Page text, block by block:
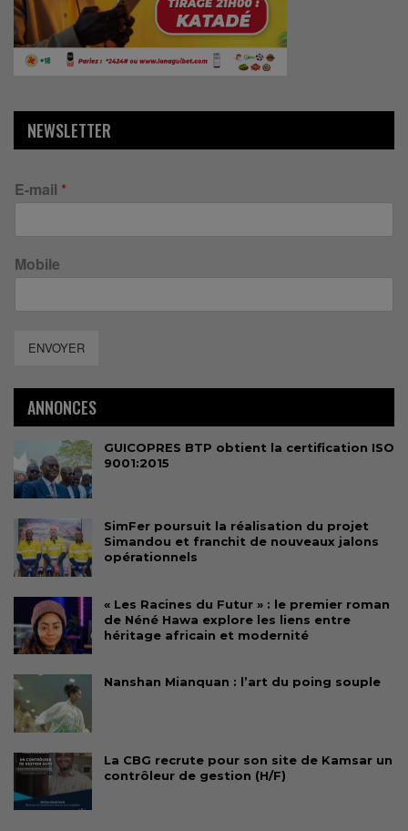
NEWSLETTER
E-mail *
Mobile
ENVOYER
ANNONCES
GUICOPRES BTP obtient la certification ISO
9001:2015
SimFer poursuit la réalisation du projet
Simandou et franchit de nouveaux jalons
opérationnels
« Les Racines du Futur » : le premier roman
de Néné Hawa explore les liens entre
héritage africain et modernité
Nanshan Mianquan : l’art du poing souple
La CBG recrute pour son site de Kamsar un
contrôleur de gestion (H/F)